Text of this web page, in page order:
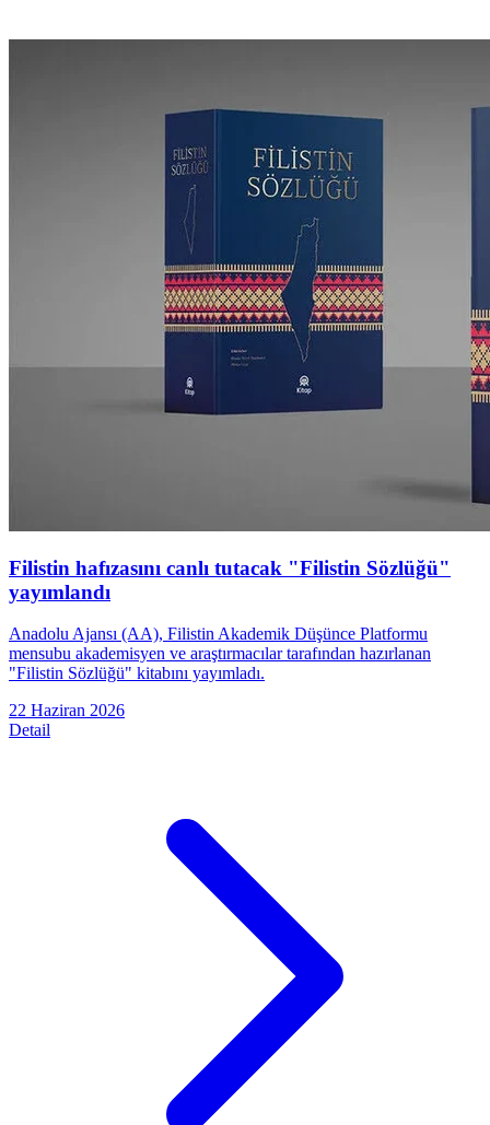
Filistin hafızasını canlı tutacak "Filistin Sözlüğü"
yayımlandı
Anadolu Ajansı (AA), Filistin Akademik Düşünce Platformu
mensubu akademisyen ve araştırmacılar tarafından hazırlanan
"Filistin Sözlüğü" kitabını yayımladı.
22 Haziran 2026
Detail